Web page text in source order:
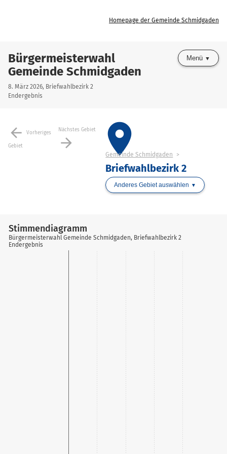
Homepage der Gemeinde Schmidgaden
Bürgermeisterwahl
Gemeinde Schmidgaden
8. März 2026, Briefwahlbezirk 2
Endergebnis
Menü
arrow_back Vorheriges
Gebiet
Nächstes Gebiet
arrow_forward place
Gemeinde Schmidgaden
Briefwahlbezirk 2
Anderes Gebiet auswählen
Stimmendiagramm
Bürgermeisterwahl Gemeinde Schmidgaden, Briefwahlbezirk 2
Endergebnis